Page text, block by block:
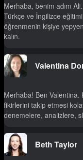
Merhaba, benim adım
Türkçe ve İngilizce
öğrenmenin kişiye
kalın.
Valentina
Merhaba! Ben Valentina.
fikirlerini takip etmesi
denemelere, analizlere,
Beth Taylor